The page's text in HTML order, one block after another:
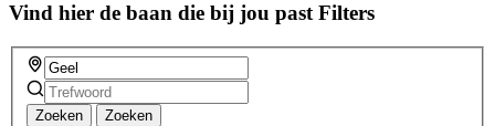
Vind hier de baan die bij jou past Filters
Zoeken Zoeken